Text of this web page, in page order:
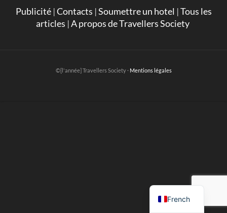
Publicité|Contacts |Soumettre un hotel |Tous les
articles |A propos de Travellers Society
©[l'année] Travellers Society · Mentions légales
French